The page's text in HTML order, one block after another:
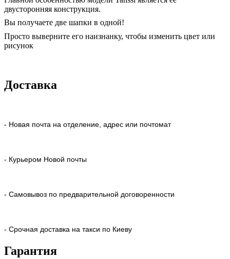
двусторонняя конструкция.
Вы получаете две шапки в одной!
Просто выверните его наизнанку, чтобы изменить цвет или
рисунок
Доставка
- Новая почта на отделение, адрес или почтомат
- Курьером Новой почты
- Самовывоз по предварительной договоренности
- Срочная доставка на такси по Киеву
Гарантия